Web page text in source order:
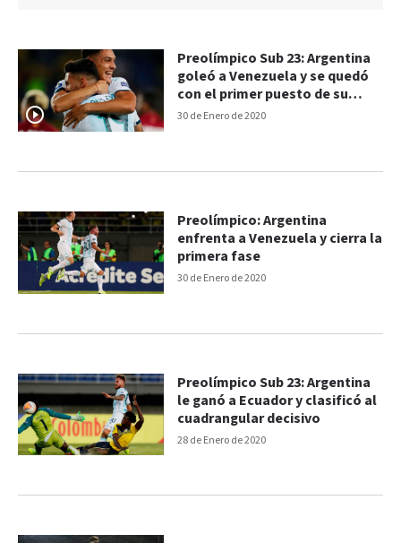
30 de Enero de 2020
Preolímpico Sub 23: Argentina
goleó a Venezuela y se quedó
con el primer puesto de su
grupo
30 de Enero de 2020
Preolímpico: Argentina
enfrenta a Venezuela y cierra la
primera fase
28 de Enero de 2020
Preolímpico Sub 23: Argentina
le ganó a Ecuador y clasificó al
cuadrangular decisivo